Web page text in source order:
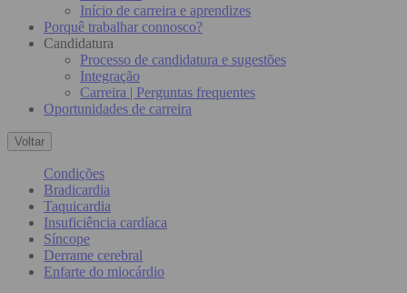
Início de carreira e aprendizes
Porquê trabalhar connosco?
Candidatura
Processo de candidatura e sugestões
Integração
Carreira | Perguntas frequentes
Oportunidades de carreira
Voltar
Condições
Bradicardia
Taquicardia
Insuficiência cardíaca
Síncope
Derrame cerebral
Enfarte do miocárdio